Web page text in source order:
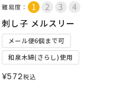
難易度：
刺し子 メルスリー
メール便6個まで可
和泉木綿(さらし)使用
¥572税込